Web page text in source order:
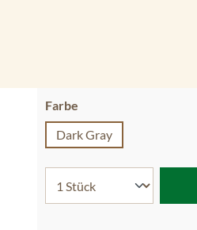
Farbe
Dark Gray